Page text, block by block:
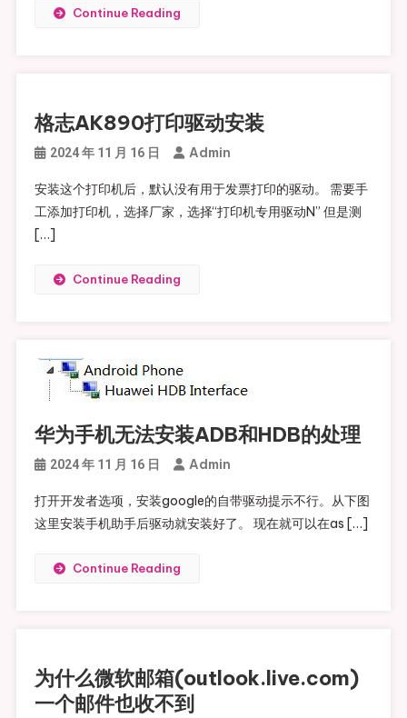
Continue Reading
格志AK890打印驱动安装
2024 年 11 月 16 日 Admin
安装这个打印机后，默认没有用于发票打印的驱动。 需要手
工添加打印机，选择厂家，选择“打印机专用驱动N” 但是测
[…]
Continue Reading
华为手机无法安装ADB和HDB的处理
2024 年 11 月 16 日 Admin
打开开发者选项，安装google的自带驱动提示不行。从下图
这里安装手机助手后驱动就安装好了。 现在就可以在as […]
Continue Reading
为什么微软邮箱(outlook.live.com)
一个邮件也收不到